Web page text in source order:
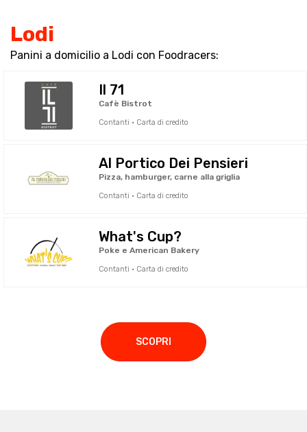
Lodi
Panini a domicilio a Lodi con Foodracers:
Il 71
Cafè Bistrot
Contanti · Carta di credito
Al Portico Dei Pensieri
Pizza, hamburger, carne alla griglia
Contanti · Carta di credito
What's Cup?
Poke e American Bakery
Contanti · Carta di credito
SCOPRI